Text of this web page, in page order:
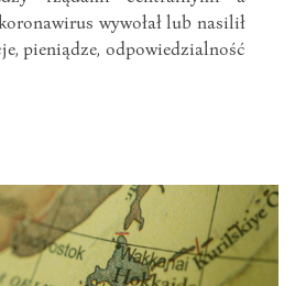
wywołał lub nasilił
pieniądze, odpowiedzialność